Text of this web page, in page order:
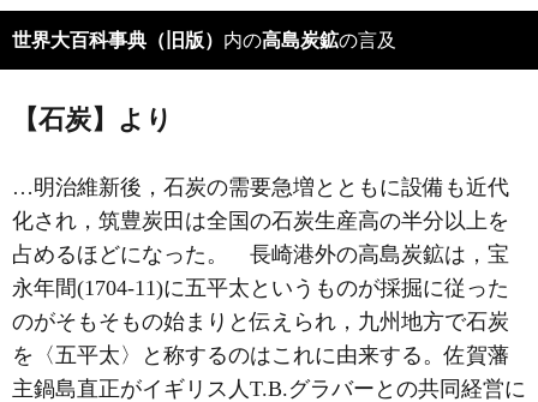
世界大百科事典（旧版） 内の高島炭鉱の言及
【石炭】より
…明治維新後，石炭の需要急増とともに設備も近代
化され，筑豊炭田は全国の石炭生産高の半分以上を
占めるほどになった。 長崎港外の高島炭鉱は，宝
永年間(1704‐11)に五平太というものが採掘に従った
のがそもそもの始まりと伝えられ，九州地方で石炭
を〈五平太〉と称するのはこれに由来する。佐賀藩
主鍋島直正がイギリス人 T.B.グラバー との共同経営に